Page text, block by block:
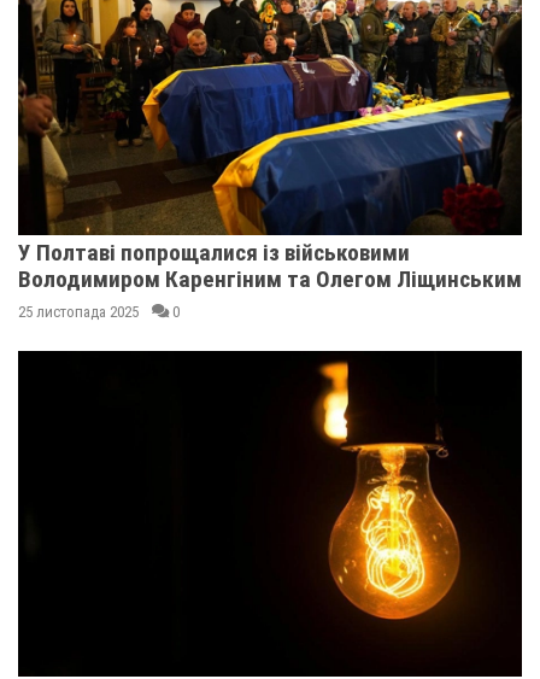
У Полтаві попрощалися із військовими
Володимиром Каренгіним та Олегом Ліщинським
25 листопада 2025 0